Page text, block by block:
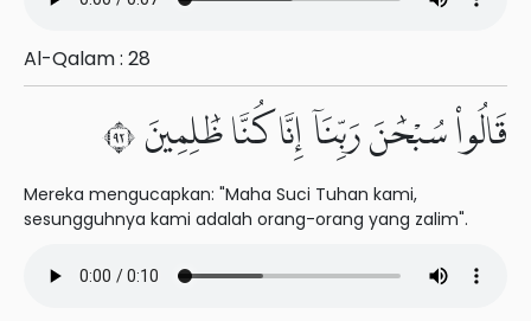
Al-Qalam : 28
قَالُوا۟ سُبْحَٰنَ رَبِّنَآ إِنَّا كُنَّا ظَٰلِمِينَ ٢٩
Mereka mengucapkan: "Maha Suci Tuhan kami,
sesungguhnya kami adalah orang-orang yang zalim".